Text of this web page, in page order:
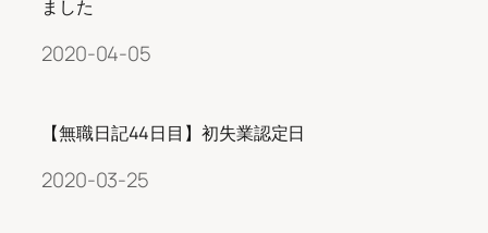
ました
2020-04-05
【無職日記44日目】初失業認定日
2020-03-25